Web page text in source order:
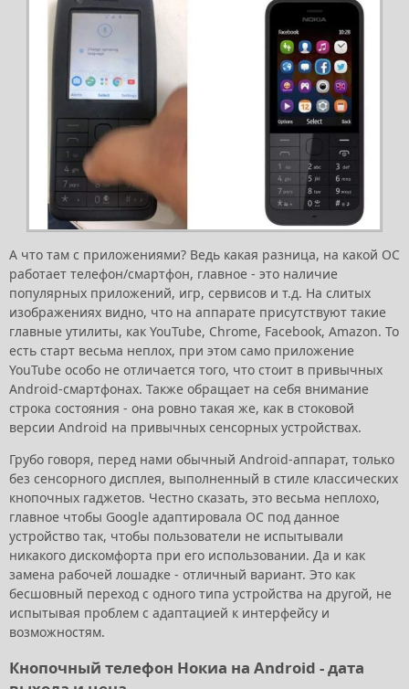
А что там с приложениями? Ведь какая разница, на какой ОС
работает телефон/смартфон, главное - это наличие
популярных приложений, игр, сервисов и т.д. На слитых
изображениях видно, что на аппарате присутствуют такие
главные утилиты, как YouTube, Chrome, Facebook, Amazon. То
есть старт весьма неплох, при этом само приложение
YouTube особо не отличается того, что стоит в привычных
Android-смартфонах. Также обращает на себя внимание
строка состояния - она ровно такая же, как в стоковой
версии Android на привычных сенсорных устройствах.
Грубо говоря, перед нами обычный Android-аппарат, только
без сенсорного дисплея, выполненный в стиле классических
кнопочных гаджетов. Честно сказать, это весьма неплохо,
главное чтобы Google адаптировала ОС под данное
устройство так, чтобы пользователи не испытывали
никакого дискомфорта при его использовании. Да и как
замена рабочей лошадке - отличный вариант. Это как
бесшовный переход с одного типа устройства на другой, не
испытывая проблем с адаптацией к интерфейсу и
возможностям.
Кнопочный телефон Нокиа на Android - дата